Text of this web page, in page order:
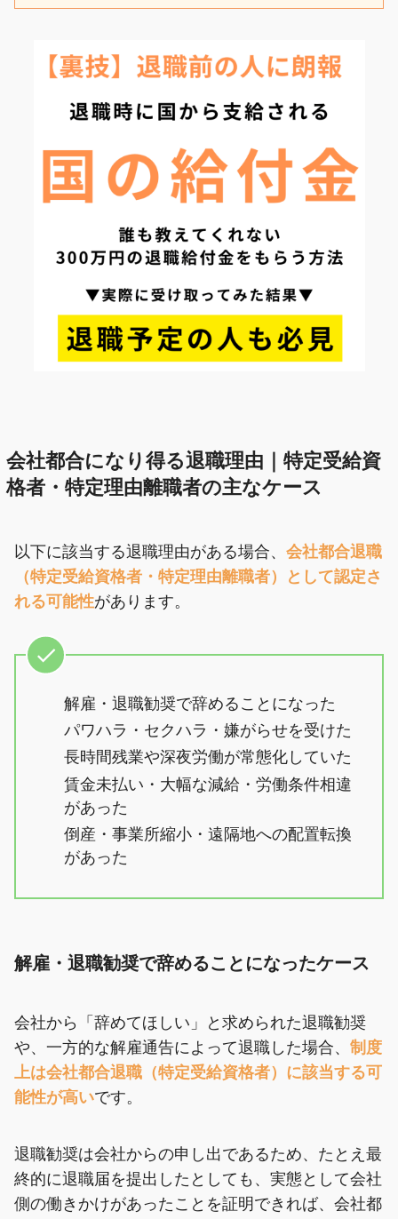
会社都合になり得る退職理由｜特定受給資
格者・特定理由離職者の主なケース
以下に該当する退職理由がある場合、 会社都合退職
（特定受給資格者・特定理由離職者）として認定さ
れる可能性があります。
解雇・退職勧奨で辞めることになった
パワハラ・セクハラ・嫌がらせを受けた
長時間残業や深夜労働が常態化していた
賃金未払い・大幅な減給・労働条件相違
があった
倒産・事業所縮小・遠隔地への配置転換
があった
解雇・退職勧奨で辞めることになったケース
会社から「辞めてほしい」と求められた退職勧奨
や、一方的な解雇通告によって退職した場合、 制度
上は会社都合退職（特定受給資格者）に該当する可
能性が高いです。
退職勧奨は会社からの申し出であるため、たとえ最
終的に退職届を提出したとしても、実態として会社
側の働きかけがあったことを証明できれば、会社都